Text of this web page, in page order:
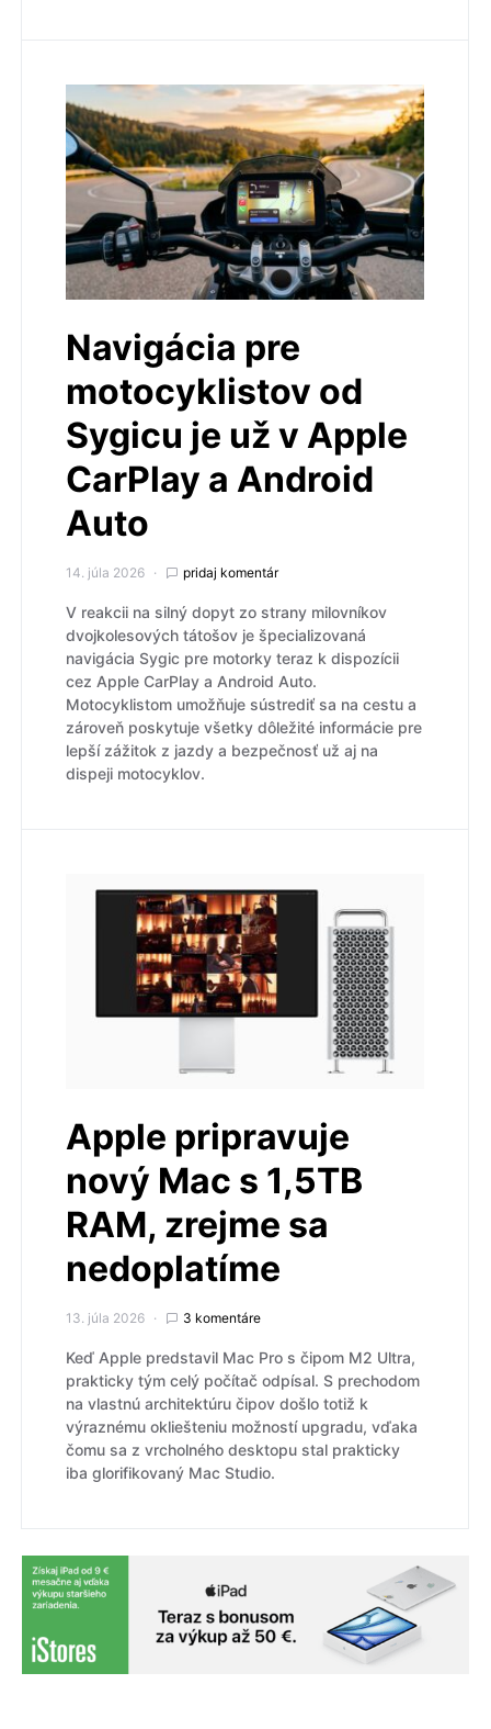
Navigácia pre
motocyklistov od
Sygicu je už v Apple
CarPlay a Android
Auto
14. júla 2026 pridaj komentár
V reakcii na silný dopyt zo strany milovníkov
dvojkolesových tátošov je špecializovaná
navigácia Sygic pre motorky teraz k dispozícii
cez Apple CarPlay a Android Auto.
Motocyklistom umožňuje sústrediť sa na cestu a
zároveň poskytuje všetky dôležité informácie pre
lepší zážitok z jazdy a bezpečnosť už aj na
dispeji motocyklov.
Apple pripravuje
nový Mac s 1,5TB
RAM, zrejme sa
nedoplatíme
13. júla 2026 3 komentáre
Keď Apple predstavil Mac Pro s čipom M2 Ultra,
prakticky tým celý počítač odpísal. S prechodom
na vlastnú architektúru čipov došlo totiž k
výraznému okliešteniu možností upgradu, vďaka
čomu sa z vrcholného desktopu stal prakticky
iba glorifikovaný Mac Studio.